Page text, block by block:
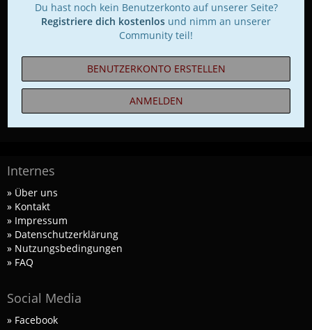
Du hast noch kein Benutzerkonto auf unserer Seite?
Registriere dich kostenlos und nimm an unserer
Community teil!
BENUTZERKONTO ERSTELLEN
ANMELDEN
Internes
» Über uns
» Kontakt
» Impressum
» Datenschutzerklärung
» Nutzungsbedingungen
» FAQ
Social Media
» Facebook